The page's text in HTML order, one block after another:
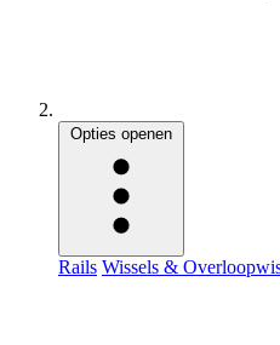
Opties openen
Rails Wissels &